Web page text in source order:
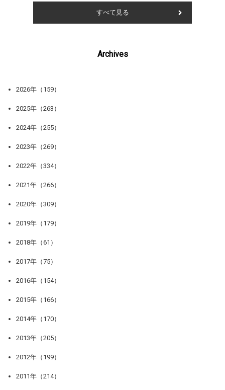
すべて見る
Archives
2026年（159）
2025年（263）
2024年（255）
2023年（269）
2022年（334）
2021年（266）
2020年（309）
2019年（179）
2018年（61）
2017年（75）
2016年（154）
2015年（166）
2014年（170）
2013年（205）
2012年（199）
2011年（214）